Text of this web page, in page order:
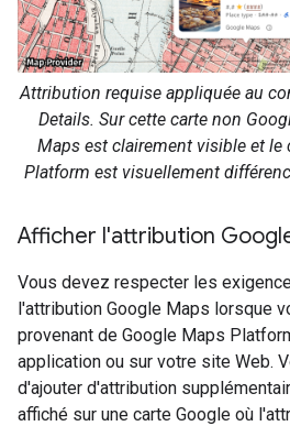
Attribution requise appliquée au
Details. Sur cette carte non
Maps est clairement visible et le
Platform est visuellement
Afficher l'attribution
Vous devez respecter les
l'attribution Google Maps lorsque
provenant de Google Maps
application ou sur votre site Web.
d'ajouter d'attribution
affiché sur une carte Google où